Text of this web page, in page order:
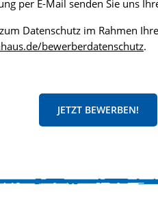
per E-Mail senden Sie uns
Datenschutz im Rahmen
bewerberdatenschutz.
JETZT BEWERBEN!